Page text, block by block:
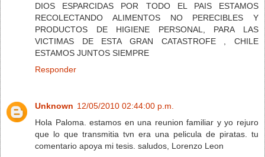
DIOS ESPARCIDAS POR TODO EL PAIS ESTAMOS
RECOLECTANDO ALIMENTOS NO PERECIBLES Y
PRODUCTOS DE HIGIENE PERSONAL, PARA LAS
VICTIMAS DE ESTA GRAN CATASTROFE , CHILE
ESTAMOS JUNTOS SIEMPRE
Responder
Unknown 12/05/2010 02:44:00 p.m.
Hola Paloma. estamos en una reunion familiar y yo rejuro
que lo que transmitia tvn era una pelicula de piratas. tu
comentario apoya mi tesis. saludos, Lorenzo Leon